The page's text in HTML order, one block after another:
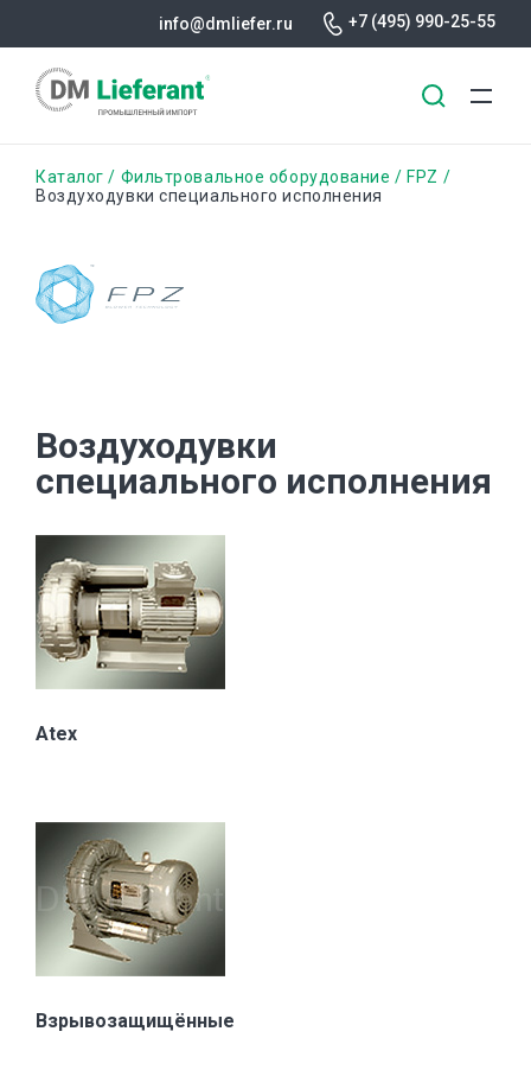
info@dmliefer.ru +7 (495) 990-25-55
Строка
Каталог Фильтровальное оборудование
FPZ
Воздуходувки специального исполнения
Воздуходувки
специального исполнения
Atex
Взрывозащищённые